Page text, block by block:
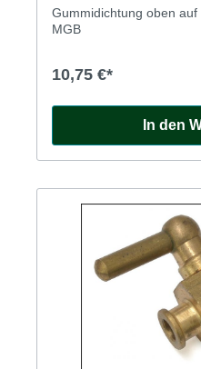
Gummidichtung oben
MGB
10,75 €*
In den